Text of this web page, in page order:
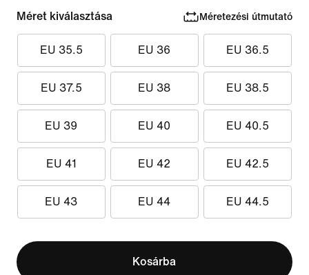
Méret kiválasztása Méretezési útmutató
EU 35.5 EU 36 EU 36.5
EU 37.5 EU 38 EU 38.5
EU 39 EU 40 EU 40.5
EU 41 EU 42 EU 42.5
EU 43 EU 44 EU 44.5
Kosárba